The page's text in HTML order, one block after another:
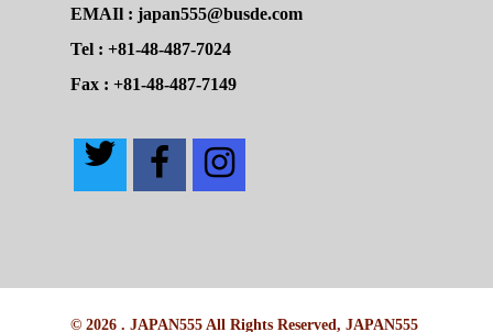
EMAIl : japan555@busde.com
Tel : +81-48-487-7024
Fax : +81-48-487-7149
© 2026 . JAPAN555 All Rights Reserved, JAPAN555